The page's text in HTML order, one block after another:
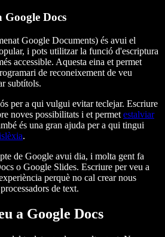
Docs
Google Documents) és avui el
i pots utilitzar la funció d'escriptura
accessible. Aquesta eina et permet
de reconeixement de veu
subtítols.
per a qui vulgui evitar teclejar. Escriure
noves possibilitats i et permet estalviar
és una gran ajuda per a qui tingui
.
de Google avui dia, i molta gent fa
o Google Slides. Escriure per veu a
perquè no cal crear nous
de text.
a Google Docs